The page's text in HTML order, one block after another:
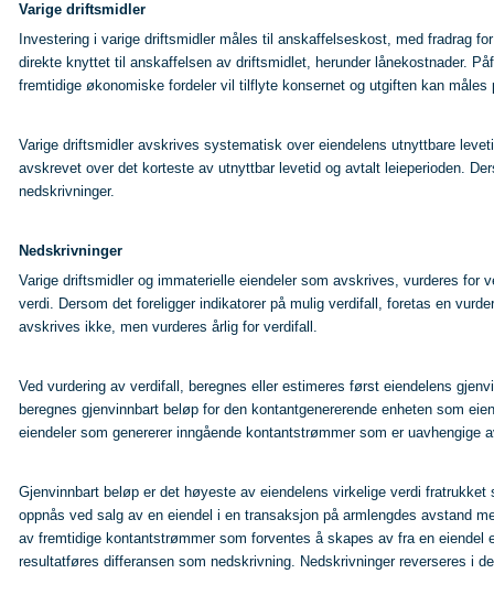
Varige driftsmidler
Investering i varige driftsmidler måles til anskaffelseskost, med fradrag
direkte knyttet til anskaffelsen av driftsmidlet, herunder lånekostnader.
fremtidige økonomiske fordeler vil tilflyte konsernet og utgiften kan
Varige driftsmidler avskrives systematisk over eiendelens utnyttbare
avskrevet over det korteste av utnyttbar levetid og avtalt leieperioden.
nedskrivninger.
Nedskrivninger
Varige driftsmidler og immaterielle eiendeler som avskrives, vurderes for
verdi. Dersom det foreligger indikatorer på mulig verdifall, foretas en
avskrives ikke, men vurderes årlig for verdifall.
Ved vurdering av verdifall, beregnes eller estimeres først eiendelens
beregnes gjenvinnbart beløp for den kontantgenererende enheten som
eiendeler som genererer inngående kontantstrømmer som er
Gjenvinnbart beløp er det høyeste av eiendelens virkelige verdi
oppnås ved salg av en eiendel i en transaksjon på armlengdes avstand
av fremtidige kontantstrømmer som forventes å skapes av fra en
resultatføres differansen som nedskrivning. Nedskrivninger reverseres i